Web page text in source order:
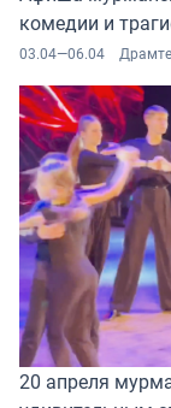
комедии и
03.04—06.04
20 апреля